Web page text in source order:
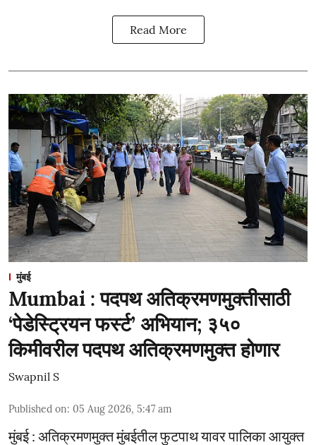
Read More
मुंबई
Mumbai : पदपथ अतिक्रमणमुक्तीसाठी
‘पेडेस्ट्रियन फर्स्ट’ अभियान; ३५०
किमीवरील पदपथ अतिक्रमणमुक्त होणार
Swapnil S
Published on: 05 Aug 2026, 5:47 am
मुंबई : अतिक्रमणमुक्त मुंबईतील फुटपाथ यावर पालिका आयुक्त